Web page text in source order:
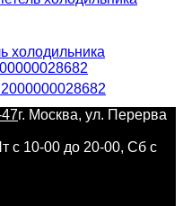
холодильника
г. Москва, ул. Перерва
с 10-00 до 20-00, Сб с